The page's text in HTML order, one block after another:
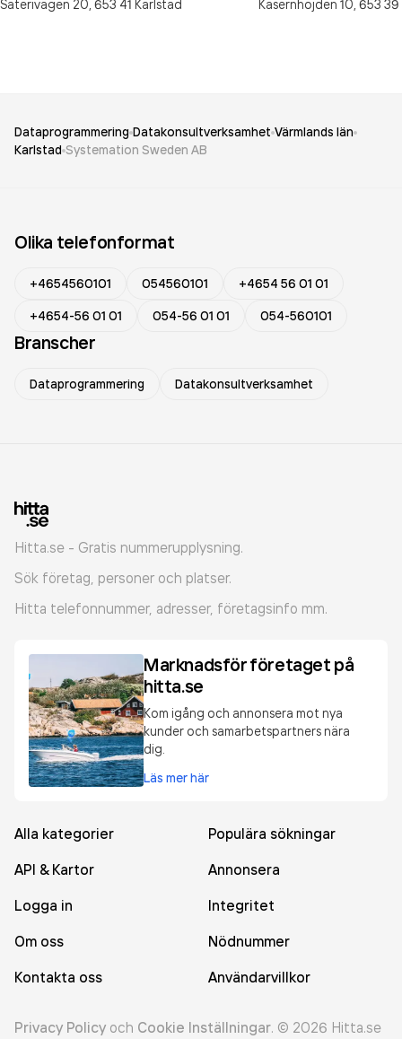
Säterivägen 20, 653 41 Karlstad
Kasernhöjden 10, 653 39
Dataprogrammering Datakonsultverksamhet Värmlands län
Karlstad Systemation Sweden AB
Olika telefonformat
+4654560101 054560101
+4654 56 01 01
+4654-56 01 01
054-56 01 01 054-560101
Branscher
Dataprogrammering Datakonsultverksamhet
Hitta.se - Gratis nummerupplysning.
Sök företag, personer och platser.
Hitta telefonnummer, adresser, företagsinfo mm.
Marknadsför företaget på
hitta.se
Kom igång och annonsera mot nya
kunder och samarbetspartners nära
dig.
Läs mer här
Alla kategorier
Populära sökningar
API & Kartor
Annonsera
Logga in
Integritet
Om oss
Nödnummer
Kontakta oss
Användarvillkor
Privacy Policy och Cookie Inställningar. © 2026 Hitta.se